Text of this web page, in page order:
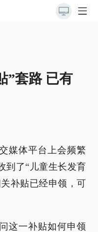
”套路 已有
媒体平台上会频繁
到了“儿童生长发育
补贴已经申领，可
这一补贴如何申领